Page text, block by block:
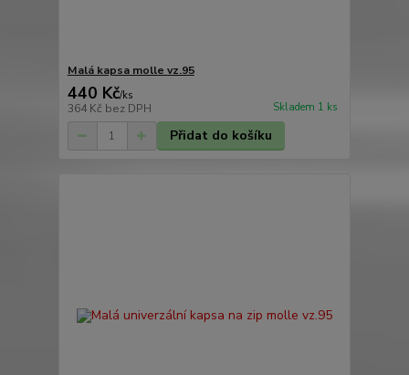
Malá kapsa molle vz.95
440 Kč/ks
364 Kč bez DPH Skladem 1 ks
Přidat do košíku